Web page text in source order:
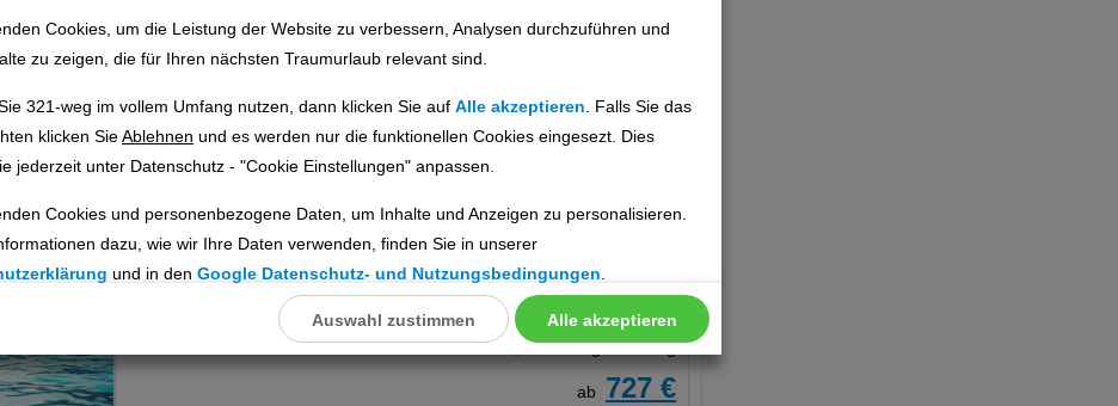
Cookies, um die Leistung der Website zu verbessern, Analysen durchzuführen und
zu zeigen, die für Ihren nächsten Traumurlaub relevant sind.
321-weg im vollem Umfang nutzen, dann klicken Sie auf Alle akzeptieren . Falls Sie das
klicken SieAblehnen und es werden nur die funktionellen Cookies eingesezt. Dies
jederzeit unter Datenschutz - "Cookie Einstellungen" anpassen.
Cookies und personenbezogene Daten, um Inhalte und Anzeigen zu personalisieren.
dazu, wie wir Ihre Daten verwenden, finden Sie in unserer
und in den Google Datenschutz- und Nutzungsbedingungen
Cookies
Alle akzeptieren
Auswahl zustimmen
100% Hotelinfo Bilder Karte
Gran Canaria, Kanaren
7 Tage
New Miami Playa
Apartamentos
Gran Canaria, Kanaren
7 Tage
Appartement, Ohne Verpflegung
inkl. Zug zum Flug
ab 727 €